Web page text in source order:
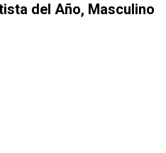
del Año, Masculino